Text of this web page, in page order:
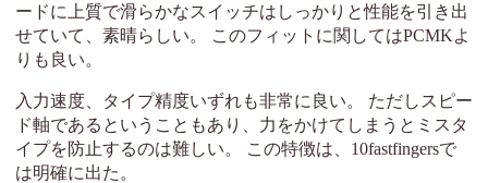
ードに上質で滑らかなスイッチはしっかりと性能を引き出
せていて、素晴らしい。 このフィットに関してはPCMKよ
りも良い。
入力速度、タイプ精度いずれも非常に良い。 ただしスピー
ド軸であるということもあり、力をかけてしまうとミスタ
イプを防止するのは難しい。 この特徴は、10fastfingersで
は明確に出た。